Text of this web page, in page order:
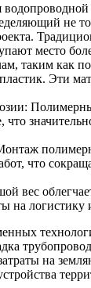
не
место
таким как
Эти
что
вес
на логистику
на